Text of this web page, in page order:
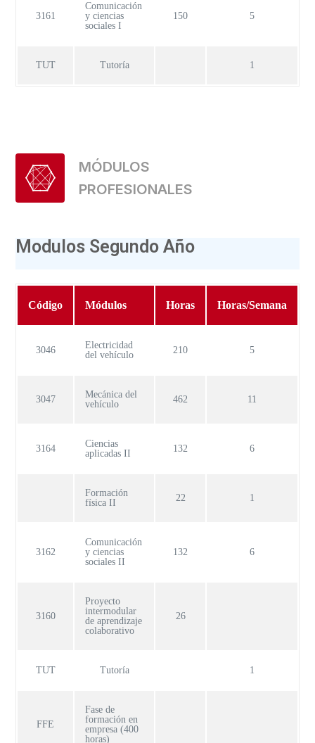
3161
Comunicación
y ciencias
sociales I
150 5
TUT Tutoría 1
MÓDULOS
PROFESIONALES
Modulos Segundo Año
Código Módulos Horas Horas/Semana
3046
Electricidad
del vehículo
210 5
3047
Mecánica del
vehículo
462 11
3164
Ciencias
aplicadas II
132 6
Formación
física II
22 1
3162
Comunicación
y ciencias
sociales II
132 6
3160
Proyecto
intermodular
de aprendizaje
colaborativo
26
TUT Tutoría 1
FFE
Fase de
formación en
empresa (400
horas)